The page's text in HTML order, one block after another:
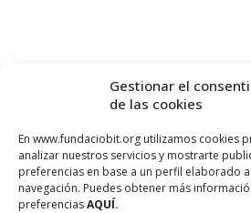
Gestionar el
de las cookies
En www.fundaciobit.org utilizamos cookies
analizar nuestros servicios y mostrarte
preferencias en base a un perfil elaborado
navegación. Puedes obtener más
preferenciasAQUÍ.
PROJECTE COFINANÇAT PEL FONS